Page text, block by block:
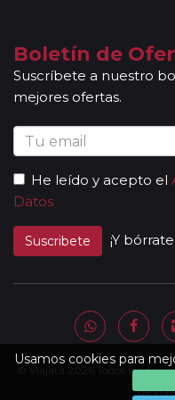
Usamos cookies para
portugués), en
acompañantes
idiomas diferentes.
viaje un único guía-
guía-acompañante
acompañantes
deben dedicación a
persona en
existen servicios
guías pueden
determinado.
Al completar el
enviemos la
página web donde
itinerario con lo
Boletín de
Suscríbete a nuestro
mejores ofertas.
He leído y acepto el
Datos
Suscribete ¡Y
© Viajata 2026 Todos los
de